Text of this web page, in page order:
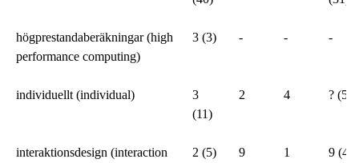
högprestandaberäkningar (high
performance computing)
3 (3) - - -
individuellt (individual)
3
(11)
2 4 ? (5)
interaktionsdesign (interaction
2 (5) 9 1 9 (4)